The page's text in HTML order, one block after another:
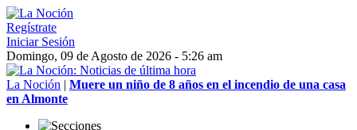
Regístrate
Iniciar Sesión
Domingo, 09 de Agosto de 2026 - 5:26 am
La Noción | Muere un niño de 8 años en el incendio de una casa
en Almonte